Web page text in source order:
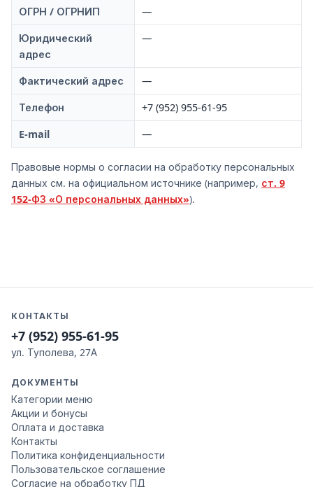
ОГРН / ОГРНИП
—
Юридический
адрес
—
Фактический адрес
—
Телефон
+7 (952) 955-61-95
E-mail
—
Правовые нормы о согласии на обработку персональных
данных см. на официальном источнике (например, ст. 9
152-ФЗ «О персональных данных»).
КОНТАКТЫ
+7 (952) 955-61-95
ул. Туполева, 27А
ДОКУМЕНТЫ
Категории меню
Акции и бонусы
Оплата и доставка
Контакты
Политика конфиденциальности
Пользовательское соглашение
Согласие на обработку ПД